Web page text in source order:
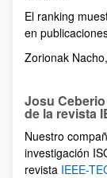
El ranking
en
Zorionak
Josu
de la revista
Nuestro
investigación
revista IEEE-